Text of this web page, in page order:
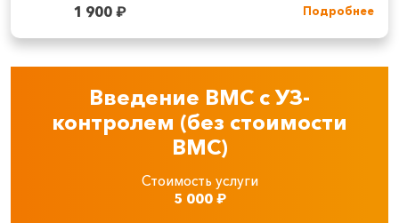
1 900₽ Подробнее
Введение ВМС с УЗ-
контролем (без стоимости
ВМС)
Стоимость услуги
5 000₽